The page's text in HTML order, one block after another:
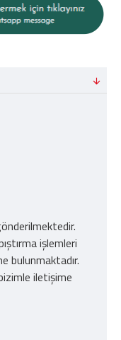
işlemleri
bulunmaktadır.
iletişime